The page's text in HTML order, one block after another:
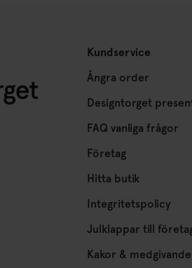
Kundservice
Ångra order
Designtorget
FAQ vanliga frågor
Företag
Hitta butik
Integritetspolicy
Julklappar till
Kakor & medgivande